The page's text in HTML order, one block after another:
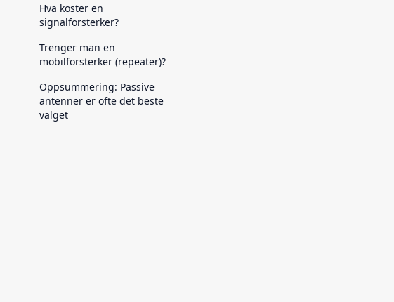
Hva koster en
signalforsterker?
Trenger man en
mobilforsterker (repeater)?
Oppsummering: Passive
antenner er ofte det beste
valget